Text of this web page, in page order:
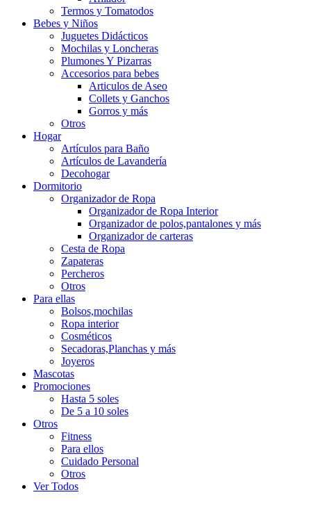
Termos y Tomatodos
Bebes y Niños
Juguetes Didácticos
Mochilas y Loncheras
Plumones Y Pizarras
Accesorios para bebes
Articulos de Aseo
Collets y Ganchos
Gorros y más
Otros
Hogar
Artículos para Baño
Artículos de Lavandería
Decohogar
Dormitorio
Organizador de Ropa
Organizador de Ropa Interior
Organizador de polos,pantalones y más
Organizador de carteras
Cesta de Ropa
Zapateras
Percheros
Otros
Para ellas
Bolsos,mochilas
Ropa interior
Cosméticos
Secadoras,Planchas y más
Joyeros
Mascotas
Promociones
Hasta 5 soles
De 5 a 10 soles
Otros
Fitness
Para ellos
Cuidado Personal
Otros
Ver Todos